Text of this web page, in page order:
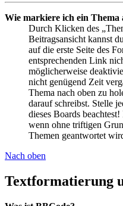
Wie markiere ich ein Thema
Durch Klicken des
Beitragsansicht kannst
auf die erste Seite des
entsprechenden Link
möglicherweise
nicht genügend Zeit
Thema nach oben zu
darauf schreibst. Stelle
dieses Boards
wenn ohne triftigen
Themen geantwortet
Nach oben
Textformatierung